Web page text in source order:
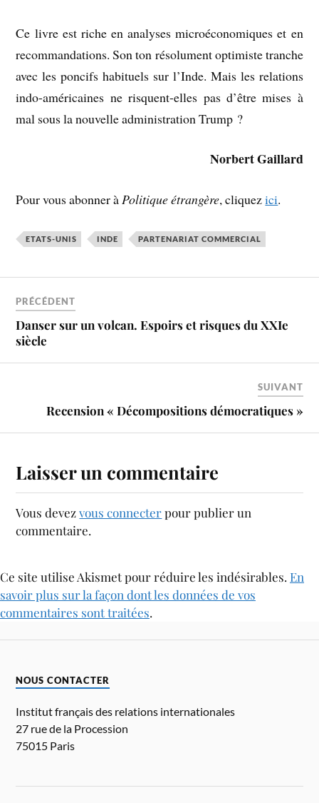
Ce livre est riche en analyses microéconomiques et en
recommandations. Son ton résolument optimiste tranche
avec les poncifs habituels sur l’Inde. Mais les relations
indo-américaines ne risquent-elles pas d’être mises à
mal sous la nouvelle administration Trump ?
Norbert Gaillard
Pour vous abonner àPolitique étrangère, cliquezici.
ETATS-UNIS INDE PARTENARIAT COMMERCIAL
PRÉCÉDENT
Danser sur un volcan. Espoirs et risques du XXIe
siècle
SUIVANT
Recension « Décompositions démocratiques »
Laisser un commentaire
Vous devezvous connecterpour publier un
commentaire.
Ce site utilise Akismet pour réduire les indésirables. En
savoir plus sur la façon dont les données de vos
commentaires sont traitées.
NOUS CONTACTER
Institut français des relations internationales
27 rue de la Procession
75015 Paris